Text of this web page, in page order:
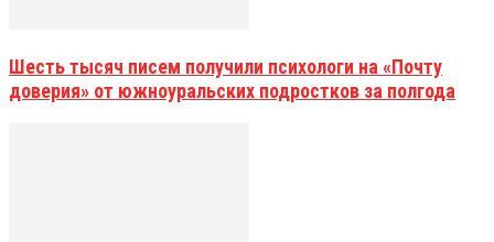
Шесть тысяч писем получили психологи на «Почту
доверия» от южноуральских подростков за полгода